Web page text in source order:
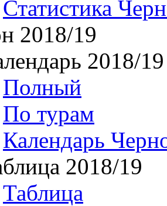
Статистика
2018/19
2018/19
Полный
По турам
Календарь
2018/19
Таблица